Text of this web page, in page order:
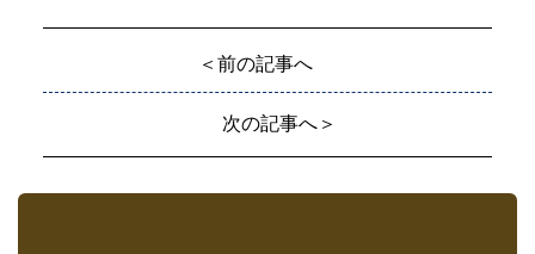
＜前の記事へ
次の記事へ＞